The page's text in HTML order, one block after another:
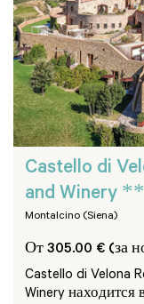
Castello di
and Winery
Montalcino (Siena)
От 305.00 € (за
Castello di Velona
Winery находится